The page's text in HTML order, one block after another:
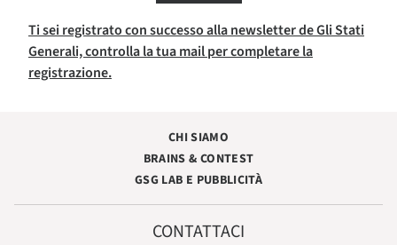
Ti sei registrato con successo alla newsletter de Gli Stati
Generali, controlla la tua mail per completare la
registrazione.
CHI SIAMO
BRAINS & CONTEST
GSG LAB E PUBBLICITÀ
CONTATTACI